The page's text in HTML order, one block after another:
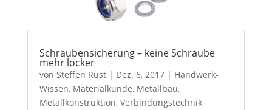
Schraubensicherung – keine Schraube
mehr locker
von Steffen Rust| Dez. 6, 2017| Handwerk-
Wissen, Materialkunde, Metallbau,
Metallkonstruktion, Verbindungstechnik,